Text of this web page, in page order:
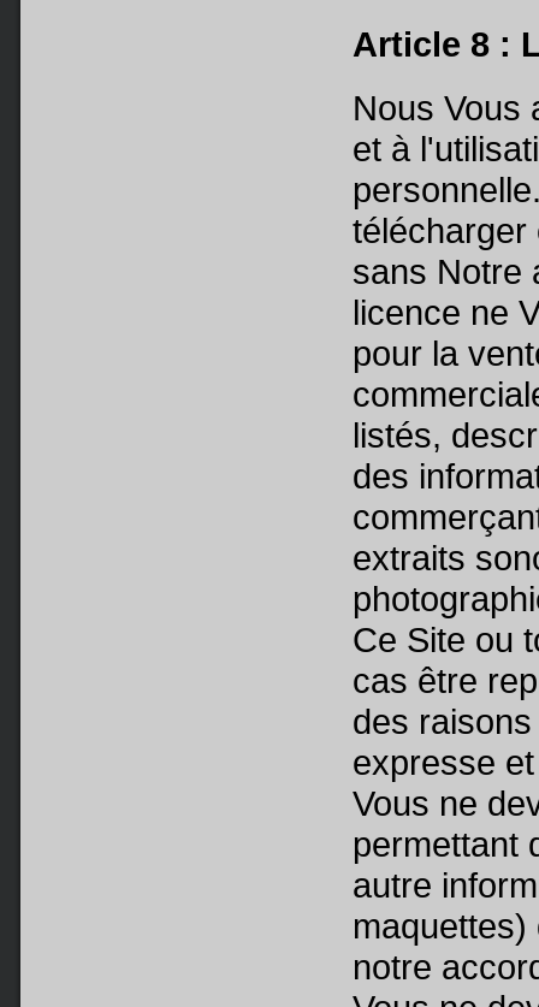
Article 8 :
Nous Vous
et à
télécharger
sans Notre
licence ne
pour la
listés,
des
extraits
Ce Site ou
cas être
des
expresse
Vous ne
permettant
autre
notre